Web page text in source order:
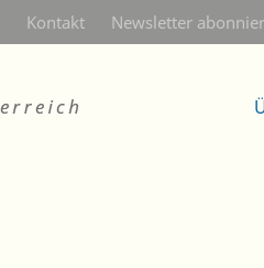
Kontakt Newsletter